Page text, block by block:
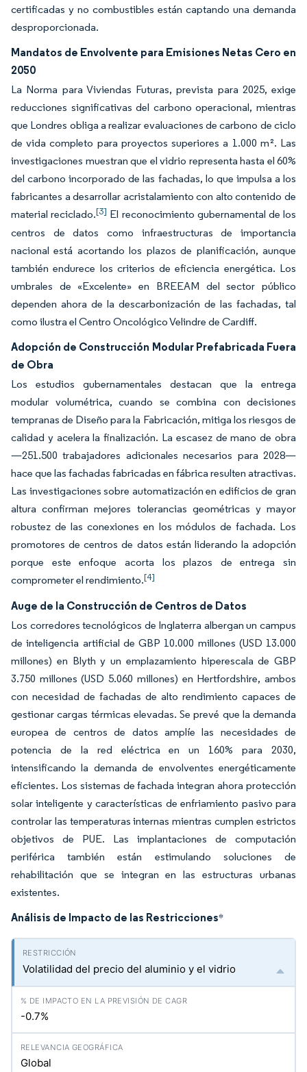
certificadas y no combustibles están captando una demanda
desproporcionada.
Mandatos de Envolvente para Emisiones Netas Cero en
2050
La Norma para Viviendas Futuras, prevista para 2025, exige
reducciones significativas del carbono operacional, mientras
que Londres obliga a realizar evaluaciones de carbono de ciclo
de vida completo para proyectos superiores a 1.000 m². Las
investigaciones muestran que el vidrio representa hasta el 60%
del carbono incorporado de las fachadas, lo que impulsa a los
fabricantes a desarrollar acristalamiento con alto contenido de
material reciclado.[3] El reconocimiento gubernamental de los
centros de datos como infraestructuras de importancia
nacional está acortando los plazos de planificación, aunque
también endurece los criterios de eficiencia energética. Los
umbrales de «Excelente» en BREEAM del sector público
dependen ahora de la descarbonización de las fachadas, tal
como ilustra el Centro Oncológico Velindre de Cardiff.
Adopción de Construcción Modular Prefabricada Fuera
de Obra
Los estudios gubernamentales destacan que la entrega
modular volumétrica, cuando se combina con decisiones
tempranas de Diseño para la Fabricación, mitiga los riesgos de
calidad y acelera la finalización. La escasez de mano de obra
—251.500 trabajadores adicionales necesarios para 2028—
hace que las fachadas fabricadas en fábrica resulten atractivas.
Las investigaciones sobre automatización en edificios de gran
altura confirman mejores tolerancias geométricas y mayor
robustez de las conexiones en los módulos de fachada. Los
promotores de centros de datos están liderando la adopción
porque este enfoque acorta los plazos de entrega sin
comprometer el rendimiento.[4]
Auge de la Construcción de Centros de Datos
Los corredores tecnológicos de Inglaterra albergan un campus
de inteligencia artificial de GBP 10.000 millones (USD 13.000
millones) en Blyth y un emplazamiento hiperescala de GBP
3.750 millones (USD 5.060 millones) en Hertfordshire, ambos
con necesidad de fachadas de alto rendimiento capaces de
gestionar cargas térmicas elevadas. Se prevé que la demanda
europea de centros de datos amplíe las necesidades de
potencia de la red eléctrica en un 160% para 2030,
intensificando la demanda de envolventes energéticamente
eficientes. Los sistemas de fachada integran ahora protección
solar inteligente y características de enfriamiento pasivo para
controlar las temperaturas internas mientras cumplen estrictos
objetivos de PUE. Las implantaciones de computación
periférica también están estimulando soluciones de
rehabilitación que se integran en las estructuras urbanas
existentes.
Análisis de Impacto de las Restricciones*
Volatilidad del precio del aluminio y el vidrio
-0.7%
Global